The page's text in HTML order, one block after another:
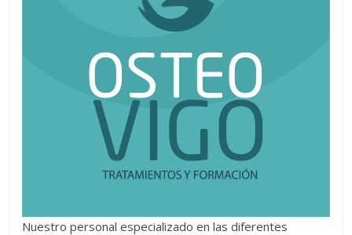
Nuestro personal especializado en las diferentes